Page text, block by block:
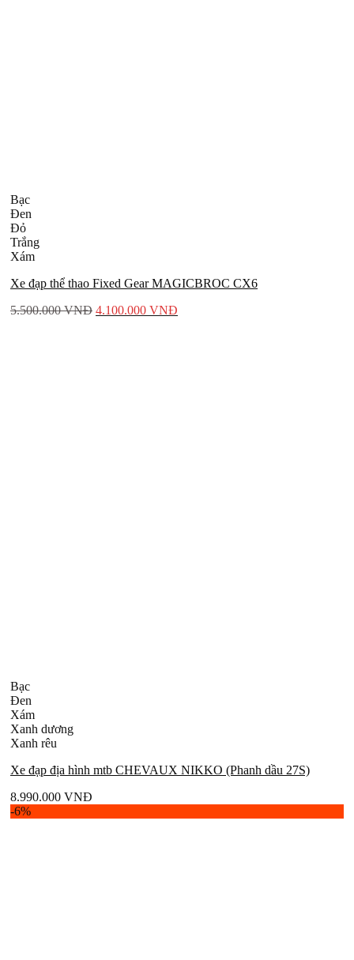
Bạc
Đen
Đỏ
Trắng
Xám
Xe đạp thể thao Fixed Gear MAGICBROC CX6
5.500.000VNĐ 4.100.000 VNĐ
Bạc
Đen
Xám
Xanh dương
Xanh rêu
Xe đạp địa hình mtb CHEVAUX NIKKO (Phanh dầu 27S)
8.990.000 VNĐ
-6%